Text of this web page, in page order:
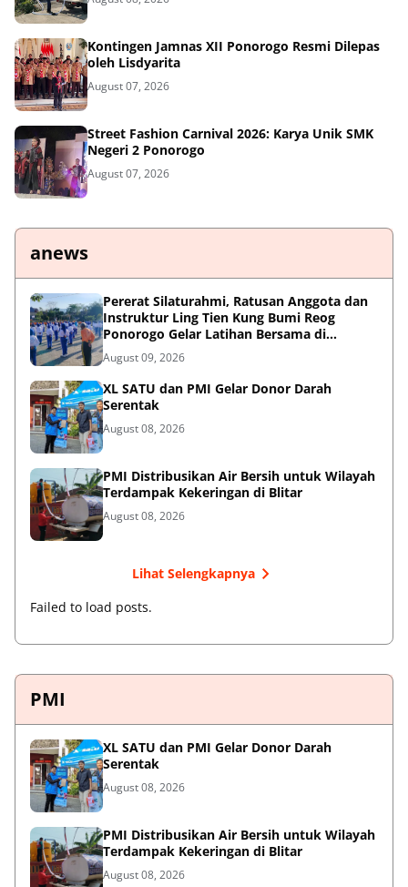
Kontingen Jamnas XII Ponorogo Resmi Dilepas
oleh Lisdyarita
August 07, 2026
Street Fashion Carnival 2026: Karya Unik SMK
Negeri 2 Ponorogo
August 07, 2026
anews
Pererat Silaturahmi, Ratusan Anggota dan
Instruktur Ling Tien Kung Bumi Reog
Ponorogo Gelar Latihan Bersama di
Embung Pakel
August 09, 2026
XL SATU dan PMI Gelar Donor Darah
Serentak
August 08, 2026
PMI Distribusikan Air Bersih untuk Wilayah
Terdampak Kekeringan di Blitar
August 08, 2026
Lihat Selengkapnya
Failed to load posts.
PMI
XL SATU dan PMI Gelar Donor Darah
Serentak
August 08, 2026
PMI Distribusikan Air Bersih untuk Wilayah
Terdampak Kekeringan di Blitar
August 08, 2026